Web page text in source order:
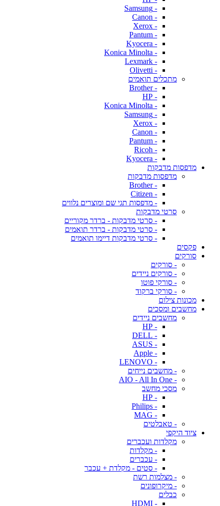
- Samsung
- Canon
- Xerox
- Pantum
- Kyocera
- Konica Minolta
- Lexmark
- Olivetti
מתכלים תואמים
- Brother
- HP
- Konica Minolta
- Samsung
- Xerox
- Canon
- Pantum
- Ricoh
- Kyocera
מדפסות מדבקות
מדפסות מדבקות
- Brother
- Citizen
- מדפסות תגי שם ומוצרים נלווים
סרטי מדבקות
- סרטי מדבקות - ברדר מקוריים
- סרטי מדבקות - ברדר תואמים
- סרטי מדבקות דיימו תואמים
פקסים
סורקים
- סורקים
- סורקים ניידים
- סורקי פוטו
- סורקי ברקוד
מכונות צילום
מחשבים ומסכים
מחשבים ניידים
- HP
- DELL
- ASUS
- Apple
- LENOVO
- מחשבים נייחים
- AIO - All In One
מסכי מחשב
- HP
- Philips
- MAG
- טאבלטים
ציוד היקפי
מקלדות ועכברים
- מקלדות
- עכברים
- סטים - מקלדת + עכבר
- מצלמות רשת
- מיקרופונים
כבלים
- HDMI